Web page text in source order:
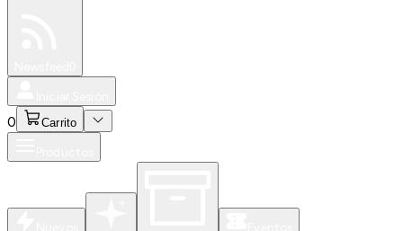
0 Carrito